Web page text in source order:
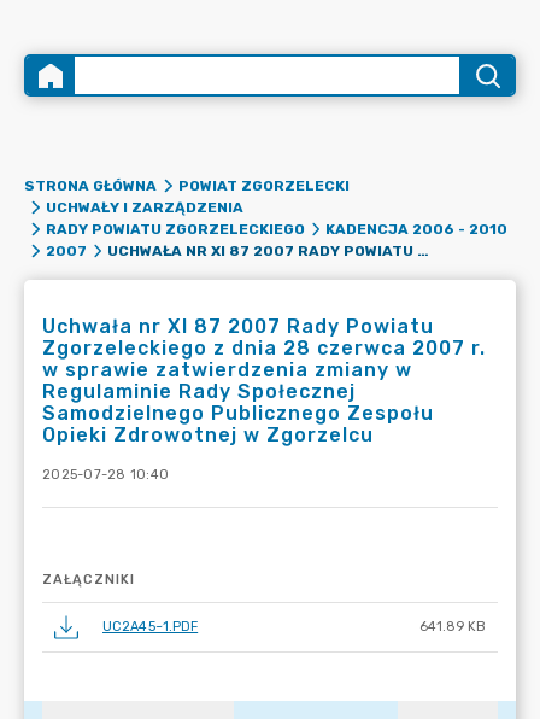
STRONA GŁÓWNA
POWIAT ZGORZELECKI
UCHWAŁY I ZARZĄDZENIA
RADY POWIATU ZGORZELECKIEGO
KADENCJA 2006 - 2010
2007
UCHWAŁA NR XI 87 2007 RADY POWIATU ZGORZELECKIEGO Z DNIA 28 CZERWCA 2007 R. W SPRAWIE ZATWIERDZENIA ZMIANY W REGULAMINIE RADY SPOŁECZNEJ SAMODZIELNEGO PUBLICZNEGO ZESPOŁU OPIEKI ZDROWOTNEJ W ZGORZELCU
Uchwała nr XI 87 2007 Rady Powiatu
Zgorzeleckiego z dnia 28 czerwca 2007 r.
w sprawie zatwierdzenia zmiany w
Regulaminie Rady Społecznej
Samodzielnego Publicznego Zespołu
Opieki Zdrowotnej w Zgorzelcu
2025-07-28 10:40
ZAŁĄCZNIKI
UC2A45~1.PDF 641.89 KB